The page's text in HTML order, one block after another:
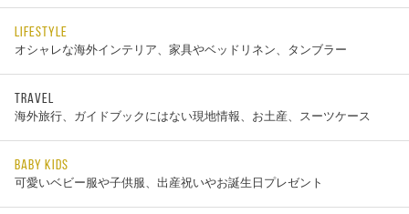
LIFESTYLE
オシャレな海外インテリア、家具やベッドリネン、タンブラー
TRAVEL
海外旅行、ガイドブックにはない現地情報、お土産、スーツケース
BABY KIDS
可愛いベビー服や子供服、出産祝いやお誕生日プレゼント